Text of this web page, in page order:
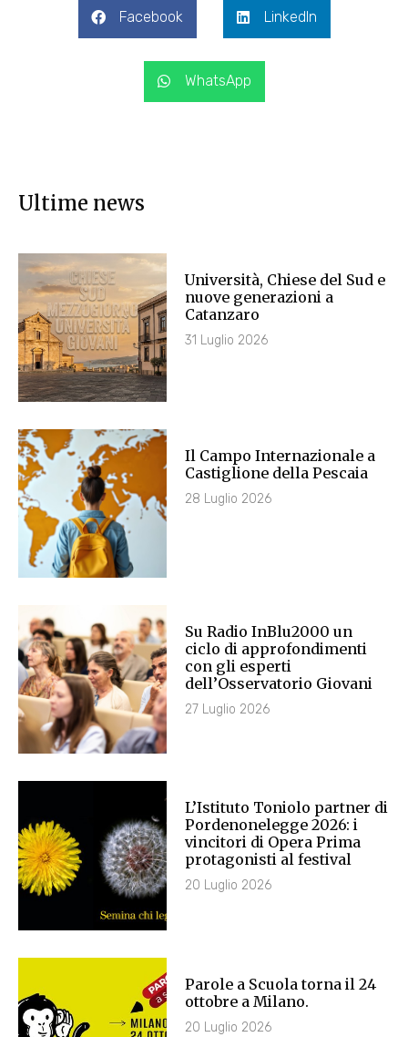
Facebook LinkedIn
WhatsApp
Ultime news
Università, Chiese del Sud e
nuove generazioni a
Catanzaro
31 Luglio 2026
Il Campo Internazionale a
Castiglione della Pescaia
28 Luglio 2026
Su Radio InBlu2000 un
ciclo di approfondimenti
con gli esperti
dell’Osservatorio Giovani
27 Luglio 2026
L’Istituto Toniolo partner di
Pordenonelegge 2026: i
vincitori di Opera Prima
protagonisti al festival
20 Luglio 2026
Parole a Scuola torna il 24
ottobre a Milano.
20 Luglio 2026